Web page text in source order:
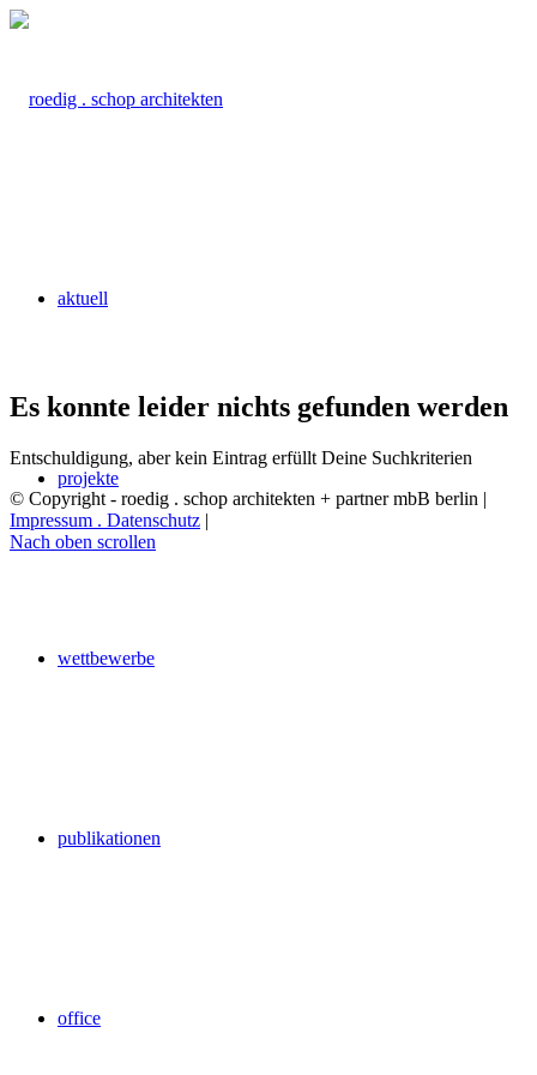
aktuell
projekte
wettbewerbe
publikationen
office
Es konnte leider nichts gefunden werden
Entschuldigung, aber kein Eintrag erfüllt Deine Suchkriterien
© Copyright - roedig . schop architekten + partner mbB berlin |
Impressum . Datenschutz |
Nach oben scrollen